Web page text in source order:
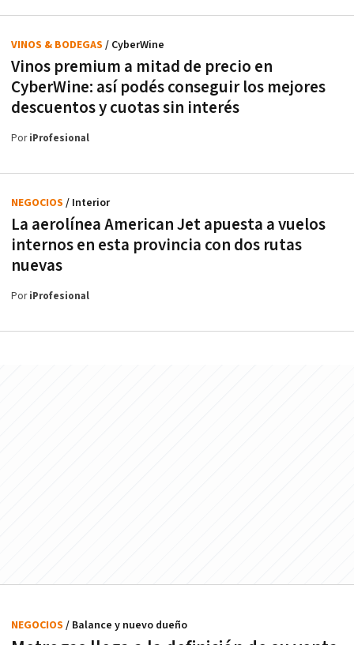
Vinos premium a mitad de precio en
CyberWine: así podés conseguir los mejores
descuentos y cuotas sin interés
VINOS & BODEGAS / CyberWine
PoriProfesional
La aerolínea American Jet apuesta a vuelos
internos en esta provincia con dos rutas
nuevas
NEGOCIOS / Interior
PoriProfesional
NEGOCIOS / Balance y nuevo dueño